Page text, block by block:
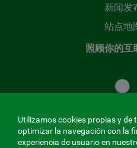
新闻发
站点地
照顾你的互
共
同
Utilizamos cookies propias y de
optimizar la navegación con la
experiencia de usuario en